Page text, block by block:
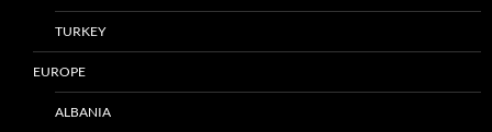
TURKEY
EUROPE
ALBANIA